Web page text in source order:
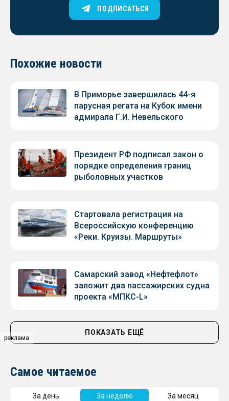
реклама
ПОДПИСАТЬСЯ
Похожие новости
В Приморье завершилась 44-я
парусная регата на Кубок имени
адмирала Г.И. Невельского
Президент РФ подписал закон о
порядке определения границ
рыболовных участков
Стартовала регистрация на
Всероссийскую конференцию
«Реки. Круизы. Маршруты»
Самарский завод «Нефтефлот»
заложит два пассажирских судна
проекта «МПКС-L»
ПОКАЗАТЬ ЕЩЁ
Самое читаемое
За день За неделю За месяц